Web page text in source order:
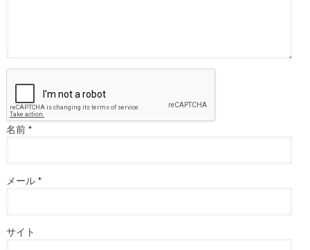
名前 *
メール *
サイト